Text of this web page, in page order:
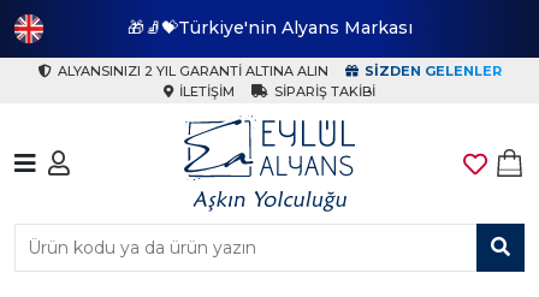
🎁🧦💝Türkiye'nin Alyans Markası
ALYANSINIZI 2 YIL GARANTI ALTINA ALIN
SIZDEN GELENLER
İLETIŞIM
SIPARIŞ TAKIBI